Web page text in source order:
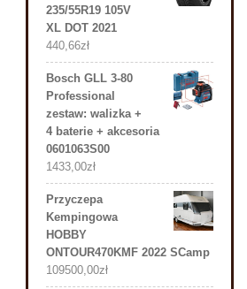
235/55R19 105V
XL DOT 2021
440,66zł
Bosch GLL 3-80
Professional
zestaw: walizka +
4 baterie + akcesoria
0601063S00
1433,00zł
Przyczepa
Kempingowa
HOBBY
ONTOUR470KMF 2022 SCamp
109500,00zł